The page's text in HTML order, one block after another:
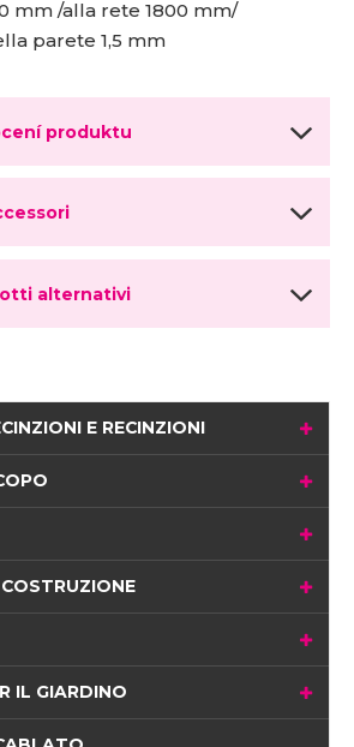
mm /alla rete 1800 mm/
parete 1,5 mm
produktu
alternativi
E RECINZIONI
IL GIARDINO